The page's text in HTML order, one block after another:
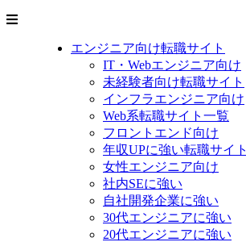
エンジニア向け転職サイト
IT・Webエンジニア向け
未経験者向け転職サイト
インフラエンジニア向け
Web系転職サイト一覧
フロントエンド向け
年収UPに強い転職サイト
女性エンジニア向け
社内SEに強い
自社開発企業に強い
30代エンジニアに強い
20代エンジニアに強い